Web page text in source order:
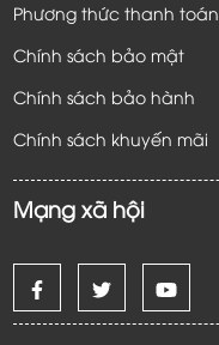
Phương thức thanh toán
Chính sách bảo mật
Chính sách bảo hành
Chính sách khuyến mãi
Mạng xã hội